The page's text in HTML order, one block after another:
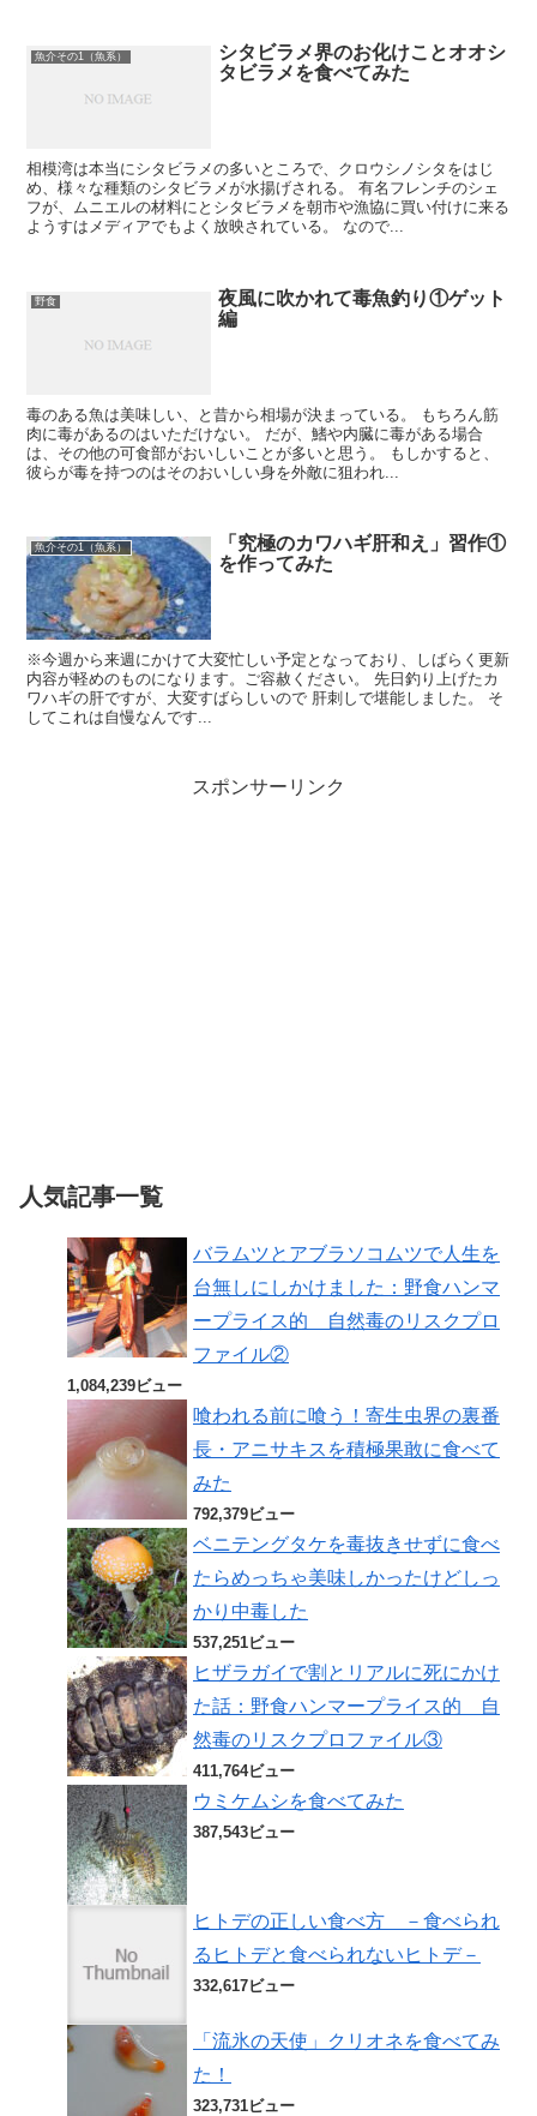
魚介その1（魚系）
シタビラメ界のお化けことオオシ
タビラメを食べてみた
相模湾は本当にシタビラメの多いところで、クロウシノシタをはじ
め、様々な種類のシタビラメが水揚げされる。 有名フレンチのシェ
フが、ムニエルの材料にとシタビラメを朝市や漁協に買い付けに来る
ようすはメディアでもよく放映されている。 なので...
野食
夜風に吹かれて毒魚釣り①ゲット
編
毒のある魚は美味しい、と昔から相場が決まっている。 もちろん筋
肉に毒があるのはいただけない。 だが、鰭や内臓に毒がある場合
は、その他の可食部がおいしいことが多いと思う。 もしかすると、
彼らが毒を持つのはそのおいしい身を外敵に狙われ...
魚介その1（魚系）
「究極のカワハギ肝和え」習作①
を作ってみた
※今週から来週にかけて大変忙しい予定となっており、しばらく更新
内容が軽めのものになります。ご容赦ください。 先日釣り上げたカ
ワハギの肝ですが、大変すばらしいので 肝刺しで堪能しました。 そ
してこれは自慢なんです...
スポンサーリンク
人気記事一覧
バラムツとアブラソコムツで人生を
台無しにしかけました：野食ハンマ
ープライス的 自然毒のリスクプロ
ファイル②
1,084,239ビュー
喰われる前に喰う！寄生虫界の裏番
長・アニサキスを積極果敢に食べて
みた
792,379ビュー
ベニテングタケを毒抜きせずに食べ
たらめっちゃ美味しかったけどしっ
かり中毒した
537,251ビュー
ヒザラガイで割とリアルに死にかけ
た話：野食ハンマープライス的 自
然毒のリスクプロファイル③
411,764ビュー
ウミケムシを食べてみた
387,543ビュー
ヒトデの正しい食べ方 －食べられ
るヒトデと食べられないヒトデ－
332,617ビュー
「流氷の天使」クリオネを食べてみ
た！
323,731ビュー